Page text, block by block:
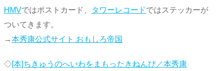
HMVではポストカード、 タワーレコードではステッカーが
ついてきます。
→本秀康公式サイト おもしろ帝国
◇[本]ちきゅうのへいわをまもったきねんび／本秀康